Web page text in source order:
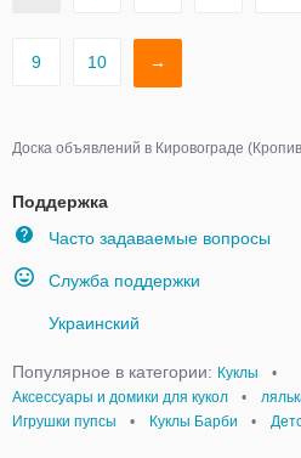
9 10 →
Доска объявлений в Кировограде
Поддержка
Часто задаваемые вопросы
Служба поддержки
Украинский
Популярное в категории: Куклы
•
Аксессуары и домики для кукол
•
Игрушки пупсы
• Куклы Барби •